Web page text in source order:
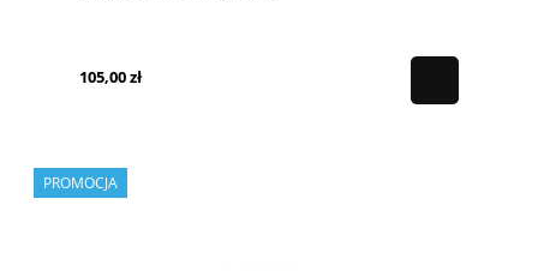
105,00 zł
PROMOCJA